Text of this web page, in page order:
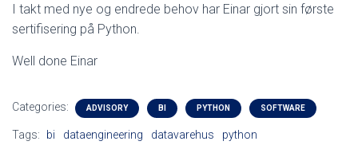
I takt med nye og endrede behov har Einar gjort sin første
sertifisering på Python.
Well done Einar
Categories: ADVISORY BI PYTHON SOFTWARE
Tags: bi dataengineering datavarehus python